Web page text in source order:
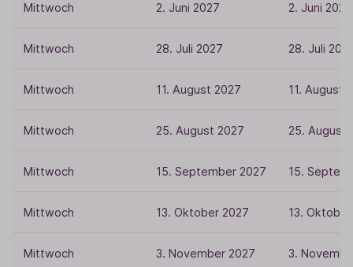
Mittwoch 2. Juni 2027 2. Juni 2027
Mittwoch 28. Juli 2027 28. Juli
Mittwoch 11. August 2027 11. August
Mittwoch 25. August 2027 25. August
Mittwoch 15. September 2027 15.
Mittwoch 13. Oktober 2027 13.
Mittwoch 3. November 2027 3.